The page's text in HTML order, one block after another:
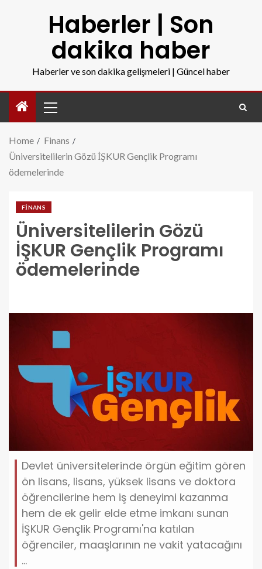
Haberler | Son
dakika haber
Haberler ve son dakika gelişmeleri | Güncel haber
Home
Finans
Üniversitelilerin Gözü İŞKUR Gençlik Programı
ödemelerinde
FINANS
Üniversitelilerin Gözü
İŞKUR Gençlik Programı
ödemelerinde
Devlet üniversitelerinde örgün eğitim gören
ön lisans, lisans, yüksek lisans ve doktora
öğrencilerine hem iş deneyimi kazanma
hem de ek gelir elde etme imkanı sunan
İŞKUR Gençlik Programı'na katılan
öğrenciler, maaşlarının ne vakit yatacağını
...